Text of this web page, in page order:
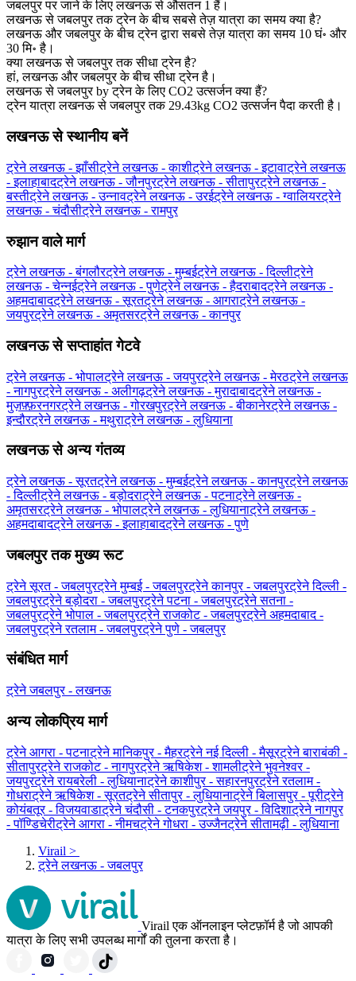
जबलपुर पर जाने के लिए लखनऊ से औसतन 1 हैं।
लखनऊ से जबलपुर तक ट्रेन के बीच सबसे तेज़ यात्रा का समय क्या है?
लखनऊ और जबलपुर के बीच ट्रेन द्वारा सबसे तेज़ यात्रा का समय 10 घं॰ और
30 मि॰ है।
क्या लखनऊ से जबलपुर तक सीधा ट्रेन है?
हां, लखनऊ और जबलपुर के बीच सीधा ट्रेन है।
लखनऊ से जबलपुर by ट्रेन के लिए CO2 उत्सर्जन क्या हैं?
ट्रेन यात्रा लखनऊ से जबलपुर तक 29.43kg CO2 उत्सर्जन पैदा करती है।
लखनऊ से स्थानीय बनें
ट्रेने लखनऊ - झाँसीट्रेने लखनऊ - काशीट्रेने लखनऊ - इटावाट्रेने लखनऊ
- इलाहाबादट्रेने लखनऊ - जौनपुरट्रेने लखनऊ - सीतापुरट्रेने लखनऊ -
बस्तीट्रेने लखनऊ - उन्नावट्रेने लखनऊ - उरईट्रेने लखनऊ - ग्‍वालियरट्रेने
लखनऊ - चंदौसीट्रेने लखनऊ - रामपुर
रुझान वाले मार्ग
ट्रेने लखनऊ - बंगलौरट्रेने लखनऊ - मुम्बईट्रेने लखनऊ - दिल्लीट्रेने
लखनऊ - चेन्नईट्रेने लखनऊ - पुणेट्रेने लखनऊ - हैदराबादट्रेने लखनऊ -
अहमदाबादट्रेने लखनऊ - सूरतट्रेने लखनऊ - आगराट्रेने लखनऊ -
जयपुरट्रेने लखनऊ - अमृतसरट्रेने लखनऊ - कानपुर
लखनऊ से सप्ताहांत गेटवे
ट्रेने लखनऊ - भोपालट्रेने लखनऊ - जयपुरट्रेने लखनऊ - मेरठट्रेने लखनऊ
- नागपुरट्रेने लखनऊ - अलीगढ़ट्रेने लखनऊ - मुरादाबादट्रेने लखनऊ -
मुज़फ़्फ़रनगरट्रेने लखनऊ - गोरखपुरट्रेने लखनऊ - बीकानेरट्रेने लखनऊ -
इन्दौरट्रेने लखनऊ - मथुराट्रेने लखनऊ - लुधियाना
लखनऊ से अन्य गंतव्य
ट्रेने लखनऊ - सूरतट्रेने लखनऊ - मुम्बईट्रेने लखनऊ - कानपुरट्रेने लखनऊ
- दिल्लीट्रेने लखनऊ - बड़ोदराट्रेने लखनऊ - पटनाट्रेने लखनऊ -
अमृतसरट्रेने लखनऊ - भोपालट्रेने लखनऊ - लुधियानाट्रेने लखनऊ -
अहमदाबादट्रेने लखनऊ - इलाहाबादट्रेने लखनऊ - पुणे
जबलपुर तक मुख्य रूट
ट्रेने सूरत - जबलपुरट्रेने मुम्बई - जबलपुरट्रेने कानपुर - जबलपुरट्रेने दिल्ली -
जबलपुरट्रेने बड़ोदरा - जबलपुरट्रेने पटना - जबलपुरट्रेने सतना -
जबलपुरट्रेने भोपाल - जबलपुरट्रेने राजकोट - जबलपुरट्रेने अहमदाबाद -
जबलपुरट्रेने रतलाम - जबलपुरट्रेने पुणे - जबलपुर
संबंधित मार्ग
ट्रेने जबलपुर - लखनऊ
अन्य लोकप्रिय मार्ग
ट्रेने आगरा - पटनाट्रेने मानिकपुर - मैहरट्रेने नई दिल्ली - मैसूरट्रेने बाराबंकी -
सीतापुरट्रेने राजकोट - नागपुरट्रेने ऋषिकेश - शामलीट्रेने भुवनेश्वर -
जयपुरट्रेने रायबरेली - लुधियानाट्रेने काशीपुर - सहारनपुरट्रेने रतलाम -
गोधराट्रेने ऋषिकेश - सूरतट्रेने सीतापुर - लुधियानाट्रेने बिलासपुर - पूरीट्रेने
कोयंबतूर - विजयवाडाट्रेने चंदौसी - टनकपुरट्रेने जयपुर - विदिशाट्रेने नागपुर
- पॉण्डिचेरीट्रेने आगरा - नीमचट्रेने गोधरा - उज्जैनट्रेने सीतामढ़ी - लुधियाना
Virail >
ट्रेने लखनऊ - जबलपुर
Virail एक ऑनलाइन प्लेटफ़ॉर्म है जो आपकी
यात्रा के लिए सभी उपलब्ध मार्गों की तुलना करता है।